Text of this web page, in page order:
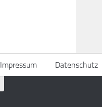
Impressum Datenschutz